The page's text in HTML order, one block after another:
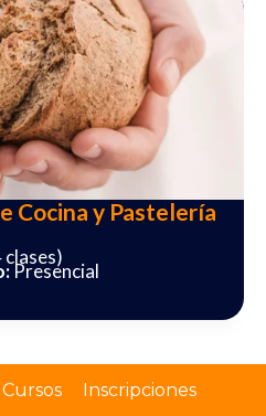
Cocina y Pastelería
clases)
Presencial
Cursos Inscripciones